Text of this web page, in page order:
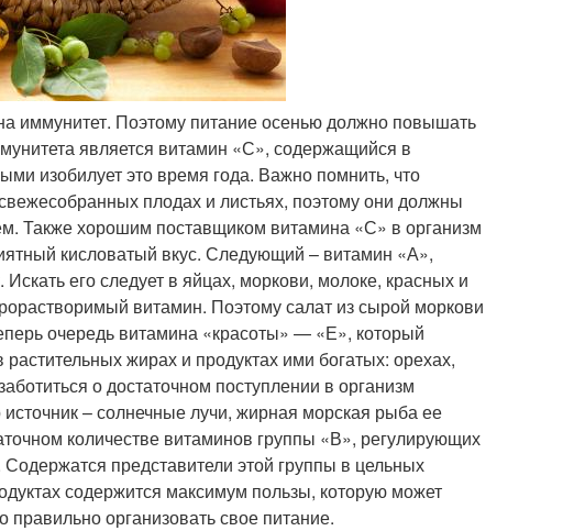
иммунитет. Поэтому питание осенью должно повышать
является витамин «С», содержащийся в
изобилует это время года. Важно помнить, что
плодах и листьях, поэтому они должны
Также хорошим поставщиком витамина «С» в организм
кисловатый вкус. Следующий – витамин «А»,
его следует в яйцах, моркови, молоке, красных и
витамин. Поэтому салат из сырой моркови
очередь витамина «красоты» — «Е», который
жирах и продуктах ими богатых: орехах,
о достаточном поступлении в организм
– солнечные лучи, жирная морская рыба ее
количестве витаминов группы «В», регулирующих
представители этой группы в цельных
содержится максимум пользы, которую может
правильно организовать свое питание.